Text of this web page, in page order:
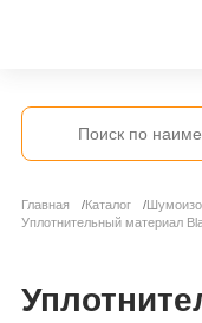
Главная Каталог
Уплотнительный материал